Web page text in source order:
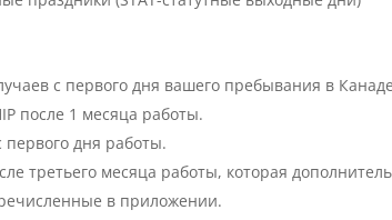
с первого дня вашего пребывания в
после 1 месяца работы.
первого дня работы.
третьего месяца работы, которая
в приложении.